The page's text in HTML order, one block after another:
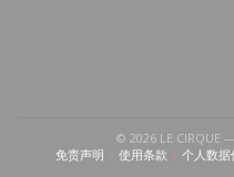
© 2026 LE CIRQUE
免责声明((在新窗口中打开))
使用条款((在新窗口中打
个人数据